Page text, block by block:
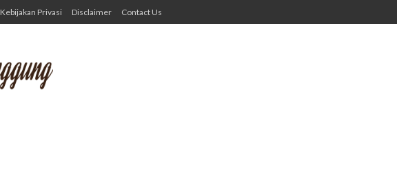
Kebijakan Privasi Disclaimer Contact Us